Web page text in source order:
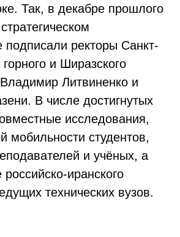
Так, в декабре прошлого
подписали ректоры Санкт-
горного и Ширазского
Литвиненко и
В числе достигнутых
исследования,
мобильности студентов,
и учёных, а
иранского
технических вузов.